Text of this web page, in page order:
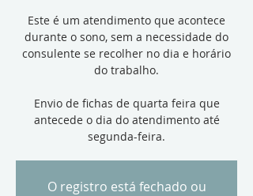
Este é um atendimento que acontece
durante o sono, sem a necessidade do
consulente se recolher no dia e horário
do trabalho.
Envio de fichas de quarta feira que
antecede o dia do atendimento até
segunda-feira.
O registro está fechado ou